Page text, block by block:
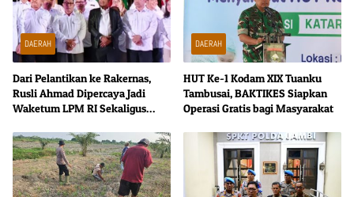
DAERAH
Dari Pelantikan ke Rakernas,
Rusli Ahmad Dipercaya Jadi
Waketum LPM RI Sekaligus
DAERAH
HUT Ke-1 Kodam XIX Tuanku
Tambusai, BAKTIKES Siapkan
Operasi Gratis bagi Masyarakat